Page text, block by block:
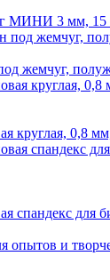
МИНИ 3 мм, 15
жемчуг,
круглая, 0,8
спандекс для